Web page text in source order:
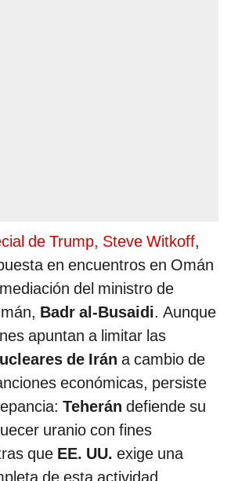
de Trump, Steve Witkoff,
en encuentros en Omán
del ministro de
Badr al-Busaidi. Aunque
apuntan a limitar las
de Irán a cambio de
económicas, persiste
Teherán defiende su
uranio con fines
que EE. UU. exige una
de esta actividad.